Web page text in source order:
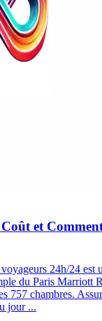
et
24h/24 est
du Paris Marriott
757 chambres.
jour ...